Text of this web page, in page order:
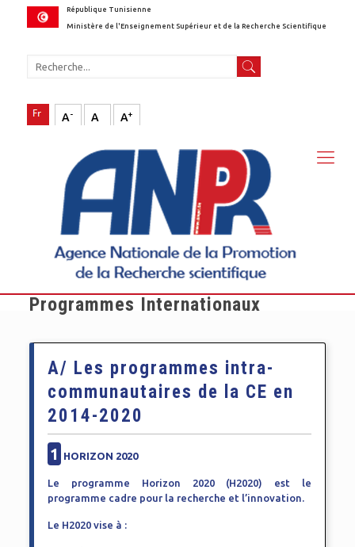
République Tunisienne
Ministère de l'Enseignement Supérieur et de la Recherche Scientifique
A- A A+
Programmes Internationaux
A/ Les programmes intra-
communautaires de la CE en
2014-2020
1 HORIZON 2020
Le programme Horizon 2020 (H2020) est le
programme cadre pour la recherche et l’innovation.
Le H2020 vise à :